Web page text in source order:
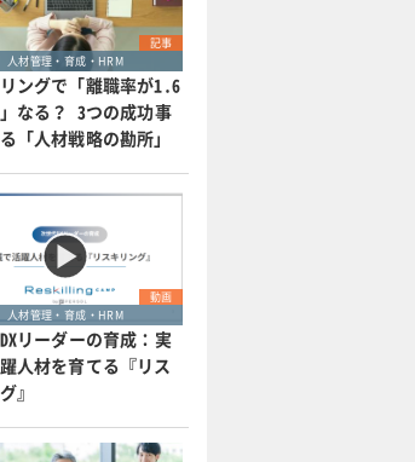
記事
人材管理・育成・HRM
ングで「離職率が1.6
なる？ 3つの成功事
「人材戦略の勘所」
動画
人材管理・育成・HRM
リーダーの育成：実
人材を育てる『リス
』